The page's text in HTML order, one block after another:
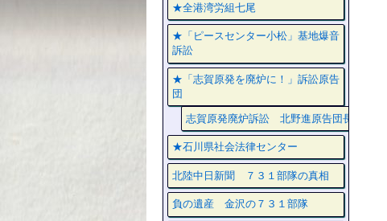
★全港湾労組七尾
★「ピースセンター小松」基地爆音
訴訟
★「志賀原発を廃炉に！」訴訟原告
団
志賀原発廃炉訴訟 北野進原告団長
★石川県社会法律センター
北陸中日新聞 ７３１部隊の真相
負の遺産 金沢の７３１部隊